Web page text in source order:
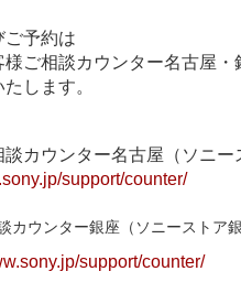
ご予約は
ご相談カウンター名古屋・
します。
カウンター名古屋（ソニー
support/counter/
カウンター銀座（ソニーストア銀
support/counter/